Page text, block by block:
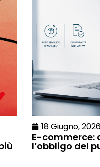
18 Giugno, 2026
E-commerce:
l’obbligo del